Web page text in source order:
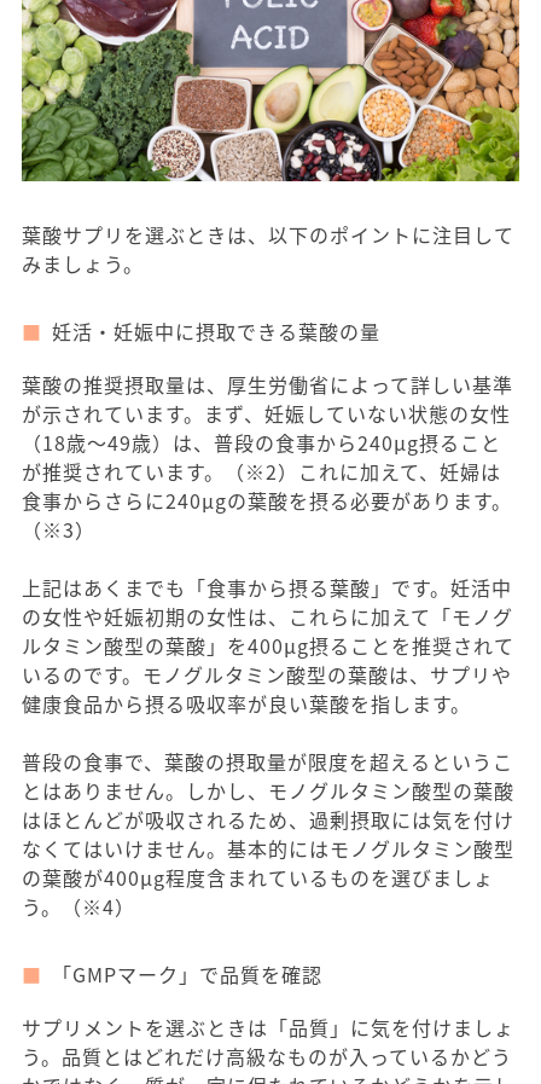
葉酸サプリを選ぶときは、以下のポイントに注目して
みましょう。
妊活・妊娠中に摂取できる葉酸の量
葉酸の推奨摂取量は、厚生労働省によって詳しい基準
が示されています。まず、妊娠していない状態の女性
（18歳〜49歳）は、普段の食事から240μg摂ること
が推奨されています。（※2）これに加えて、妊婦は
食事からさらに240μgの葉酸を摂る必要があります。
（※3）
上記はあくまでも「食事から摂る葉酸」です。妊活中
の女性や妊娠初期の女性は、これらに加えて「モノグ
ルタミン酸型の葉酸」を400μg摂ることを推奨されて
いるのです。モノグルタミン酸型の葉酸は、サプリや
健康食品から摂る吸収率が良い葉酸を指します。
普段の食事で、葉酸の摂取量が限度を超えるというこ
とはありません。しかし、モノグルタミン酸型の葉酸
はほとんどが吸収されるため、過剰摂取には気を付け
なくてはいけません。基本的にはモノグルタミン酸型
の葉酸が400μg程度含まれているものを選びましょ
う。（※4）
「GMPマーク」で品質を確認
サプリメントを選ぶときは「品質」に気を付けましょ
う。品質とはどれだけ高級なものが入っているかどう